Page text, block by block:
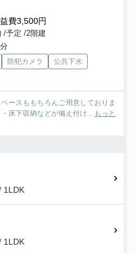
費3,500円
/予定 /2階建
防犯カメラ
公共下水
ースももちろんご用意しておりま
床下収納などが備え付け... もっと
1LDK
1LDK